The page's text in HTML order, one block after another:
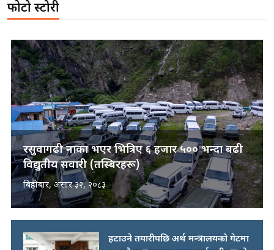
फोटो स्टोरी
रसुवागढी नाका भएर भित्रिए ६ हजार ५०० भन्दा बढी
विद्युतीय सवारी (तस्बिरहरू)
बिहीबार, असार ३२, २०८३
हटाउने तयारीपछि अर्थ मन्त्रालयको गेटमा